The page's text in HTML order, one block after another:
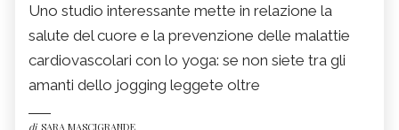
Uno studio interessante mette in relazione la
salute del cuore e la prevenzione delle malattie
cardiovascolari con lo yoga: se non siete tra gli
amanti dello jogging leggete oltre
di SARA MASCIGRANDE